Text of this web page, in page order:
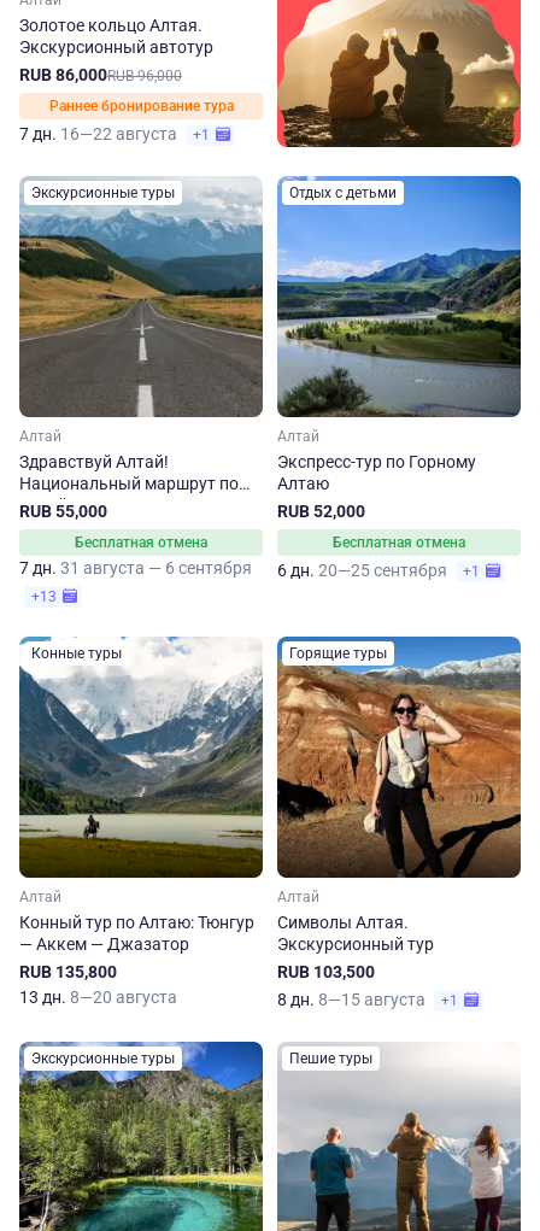
Золотое кольцо Алтая.
Экскурсионный автотур
RUB 86,000RUB 96,000
Раннее бронирование тура
7 дн. 16—22 августа +1
Экскурсионные туры
Алтай
Здравствуй Алтай!
Национальный маршрут по
Алтайскому краю
RUB 55,000
Бесплатная отмена
7 дн. 31 августа — 6 сентября
+13
Отдых с детьми
Алтай
Экспресс-тур по Горному
Алтаю
RUB 52,000
Бесплатная отмена
6 дн. 20—25 сентября +1
Конные туры
Алтай
Конный тур по Алтаю: Тюнгур
— Аккем — Джазатор
RUB 135,800
13 дн. 8—20 августа
Горящие туры
Алтай
Символы Алтая.
Экскурсионный тур
RUB 103,500
8 дн. 8—15 августа +1
Экскурсионные туры Пешие туры